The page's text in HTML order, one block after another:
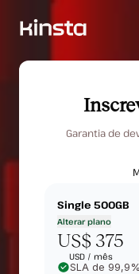
Garantia de
Single 500GB
Alterar plano
US$ 375
USD / mês
SLA de